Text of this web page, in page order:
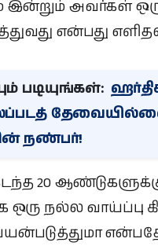
இன்றும் அவர்கள்
என்பது
படியுங்கள்:
நண்பர்!
20
ஒரு நல்ல